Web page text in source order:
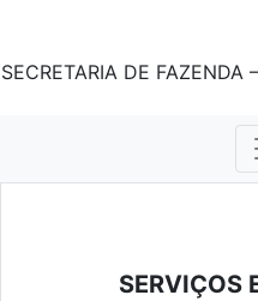
SECRETARIA DE FAZENDA
SERVIÇOS